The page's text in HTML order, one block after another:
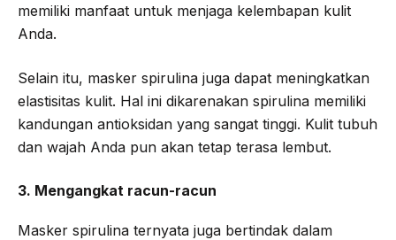
memiliki manfaat untuk menjaga kelembapan kulit
Anda.
Selain itu, masker spirulina juga dapat meningkatkan
elastisitas kulit. Hal ini dikarenakan spirulina memiliki
kandungan antioksidan yang sangat tinggi. Kulit tubuh
dan wajah Anda pun akan tetap terasa lembut.
3. Mengangkat racun-racun
Masker spirulina ternyata juga bertindak dalam